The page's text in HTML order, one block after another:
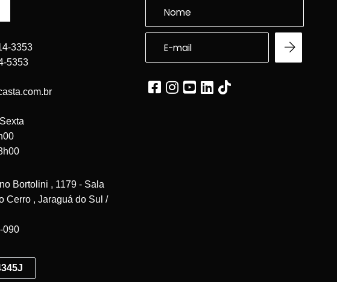
3353
5353
Bortolini , 1179 - Sala
Cerro , Jaraguá do Sul /
090